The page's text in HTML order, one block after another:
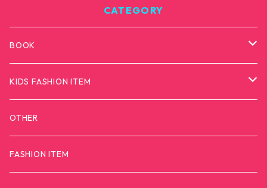
CATEGORY
BOOK
カモンダメダメモンスター
KIDS FASHION ITEM
T-SHIRTS
OTHER
FASHION ITEM